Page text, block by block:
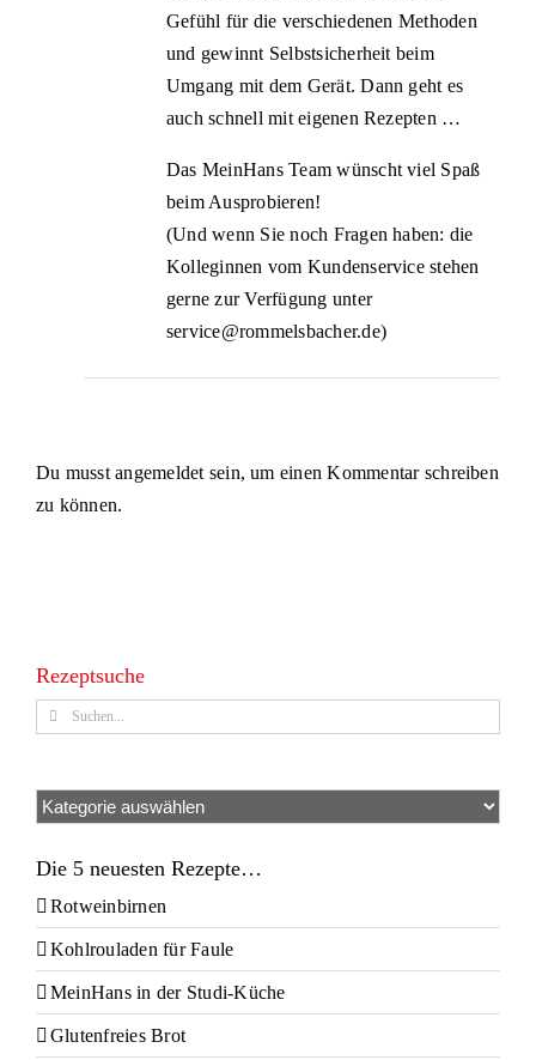
Gefühl für die verschiedenen Methoden
und gewinnt Selbstsicherheit beim
Umgang mit dem Gerät. Dann geht es
auch schnell mit eigenen Rezepten …
Das MeinHans Team wünscht viel Spaß
beim Ausprobieren!
(Und wenn Sie noch Fragen haben: die
Kolleginnen vom Kundenservice stehen
gerne zur Verfügung unter
service@rommelsbacher.de)
Du musstangemeldet sein, um einen Kommentar schreiben
zu können.
Rezeptsuche
Suche
Kategorien
Die 5 neuesten Rezepte…
Rotweinbirnen
Kohlrouladen für Faule
MeinHans in der Studi-Küche
Glutenfreies Brot